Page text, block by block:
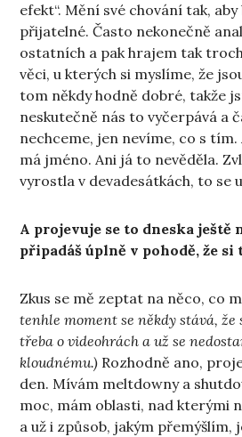
efekt“. Mění své chování tak,
přijatelné. Často nekonečně
ostatních a pak hrajem tak
věci, u kterých si myslíme, že
tom někdy hodně dobré, takže
neskutečně nás to vyčerpává a
nechceme, jen nevíme, co s tím.
má jméno. Ani já to nevěděla.
vyrostla v devadesátkách, to se
A projevuje se to dneska ještě
připadáš úplně v pohodě, že si
Zkus se mě zeptat na něco, co
tenhle moment se někdy stává,
třeba o videohrách a už se
kloudnému.) Rozhodně ano,
den. Mívám meltdowny a
moc, mám oblasti, nad kterými
a už i způsob, jakým přemýšlím,